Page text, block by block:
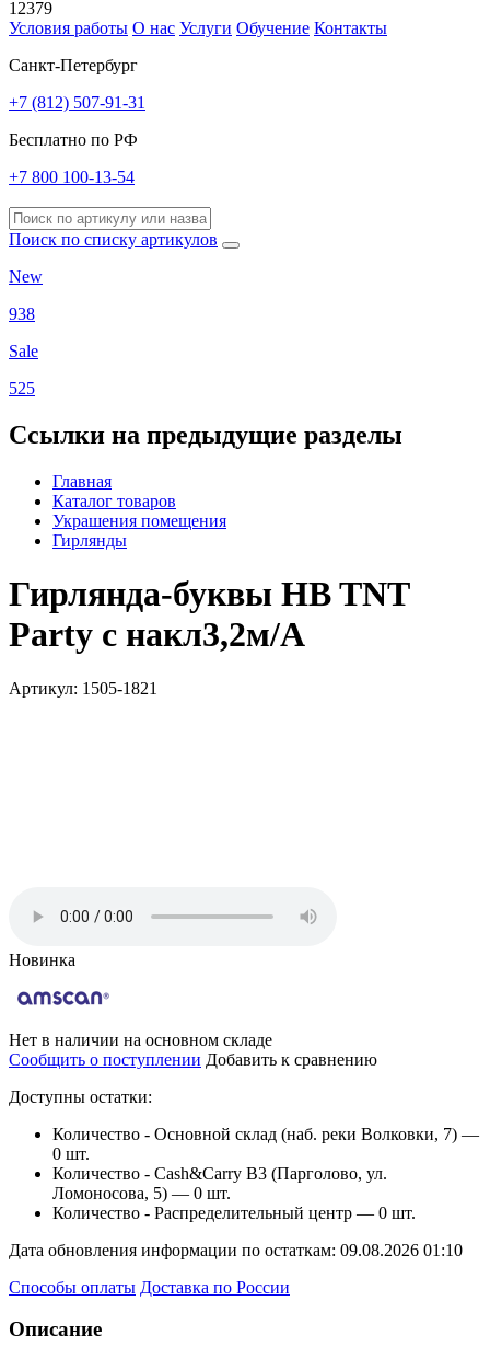
12379
Условия работы О нас Услуги Обучение Контакты
Санкт-Петербург
+7 (812) 507-91-31
Бесплатно по РФ
+7 800 100-13-54
Поиск по списку артикулов
New
938
Sale
525
Ссылки на предыдущие разделы
Главная
Каталог товаров
Украшения помещения
Гирлянды
Гирлянда-буквы HB TNT
Party с накл3,2м/А
Артикул: 1505-1821
Новинка
Нет в наличии на основном складе
Сообщить о поступлении Добавить к сравнению
Доступны остатки:
Количество - Основной склад (наб. реки Волковки, 7) —
0 шт.
Количество - Cash&Carry B3 (Парголово, ул.
Ломоносова, 5) — 0 шт.
Количество - Распределительный центр — 0 шт.
Дата обновления информации по остаткам: 09.08.2026 01:10
Способы оплаты Доставка по России
Описание